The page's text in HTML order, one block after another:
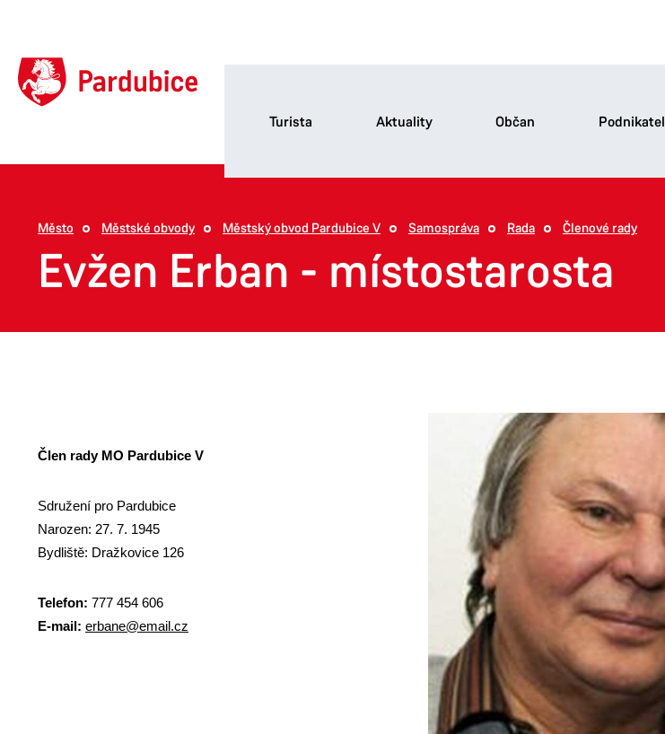
Turista Aktuality Občan Podnikatel
Město Městské obvody Městský obvod Pardubice V Samospráva Rada Členové rady
Evžen Erban - místostarosta
Člen rady MO Pardubice V
Sdružení pro Pardubice
Narozen: 27. 7. 1945
Bydliště: Dražkovice 126
Telefon: 777 454 606
E-mail: erbane@email.cz